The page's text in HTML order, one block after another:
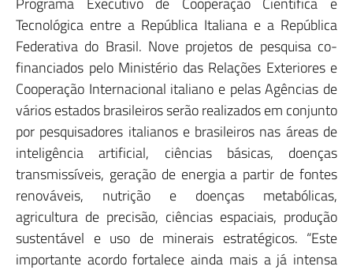
Tecnológica entre a República Italiana e a República
Federativa do Brasil. Nove projetos de pesquisa co-
financiados pelo Ministério das Relações Exteriores e
Cooperação Internacional italiano e pelas Agências de
vários estados brasileiros serão realizados em conjunto
por pesquisadores italianos e brasileiros nas áreas de
inteligência artificial, ciências básicas, doenças
transmissíveis, geração de energia a partir de fontes
renováveis, nutrição e doenças metabólicas,
agricultura de precisão, ciências espaciais, produção
sustentável e uso de minerais estratégicos. “Este
importante acordo fortalece ainda mais a já intensa